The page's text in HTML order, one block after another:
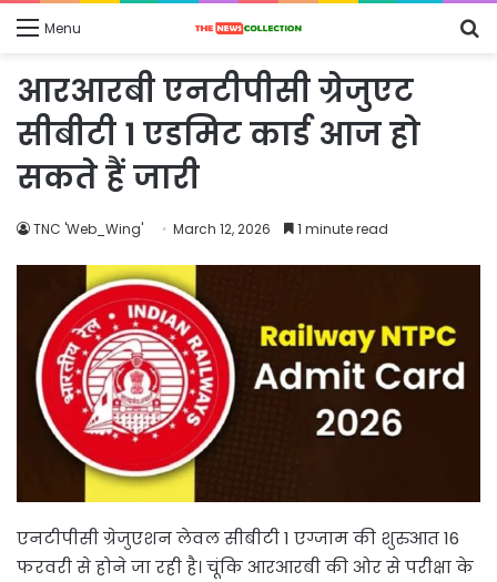
Menu
आरआरबी एनटीपीसी ग्रेजुएट
सीबीटी 1 एडमिट कार्ड आज हो
सकते हैं जारी
TNC 'Web_Wing' March 12, 2026 1 minute read
एनटीपीसी ग्रेजुएशन लेवल सीबीटी 1 एग्जाम की शुरुआत 16
फरवरी से होने जा रही है। चूंकि आरआरबी की ओर से परीक्षा के